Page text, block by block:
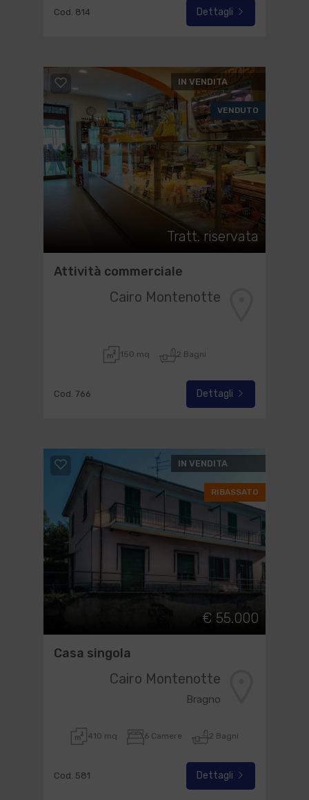
Cod. 814 Dettagli
IN VENDITA
VENDUTO
Tratt. riservata
Attività commerciale
Cairo Montenotte
150 mq 2 Bagni
Cod. 766 Dettagli
IN VENDITA
RIBASSATO
€ 55.000
Casa singola
Cairo Montenotte
Bragno
410 mq 6 Camere 2 Bagni
Cod. 581 Dettagli